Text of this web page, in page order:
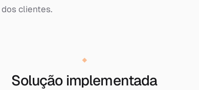
clientes.
Solução implementada